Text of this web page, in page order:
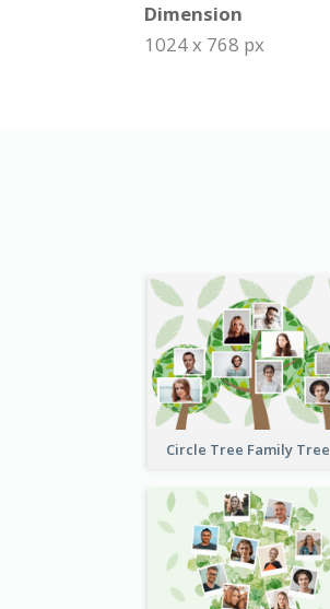
Dimension
1024 x 768 px
Circle Tree Family Tree